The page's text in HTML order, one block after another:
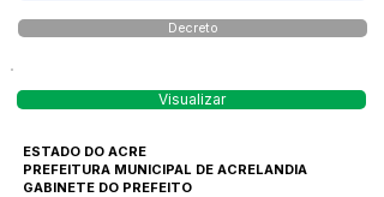
Decreto
Visualizar
ESTADO DO ACRE
PREFEITURA MUNICIPAL DE ACRELANDIA
GABINETE DO PREFEITO